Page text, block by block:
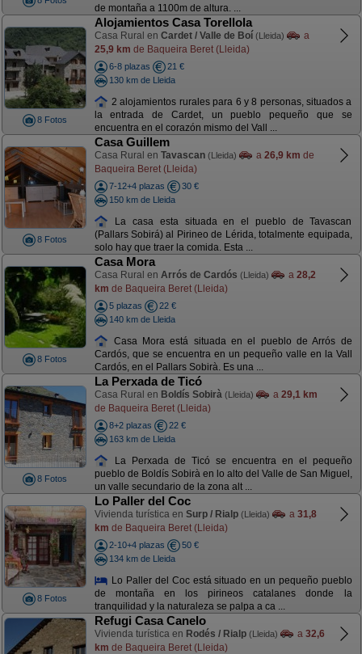
de montaña a 1100m de altura. ...
8 Fotos
Alojamientos Casa Torellola
Casa Rural en Cardet / Valle de Boí (Lleida)
a
25,9 km de Baqueira Beret (Lleida)
6-8 plazas
21 €
130 km de Lleida
2 alojamientos rurales para 6 y 8 personas, situados a
la entrada de Cardet, un pueblo pequeño que se
encuentra en el corazón mismo del Vall ...
8 Fotos
Casa Guillem
Casa Rural en Tavascan (Lleida) a 26,9 km de
Baqueira Beret (Lleida)
7-12+4 plazas
30 €
150 km de Lleida
La casa esta situada en el pueblo de Tavascan
(Pallars Sobirá) al Pirineo de Lérida, totalmente equipada,
solo hay que traer la comida. Esta ...
8 Fotos
Casa Mora
Casa Rural en Arrós de Cardós (Lleida) a 28,2
km de Baqueira Beret (Lleida)
5 plazas
22 €
140 km de Lleida
Casa Mora está situada en el pueblo de Arrós de
Cardós, que se encuentra en un pequeño valle en la Vall
Cardós, en el Pallars Sobirà. Es una ...
8 Fotos
La Perxada de Ticó
Casa Rural en Boldís Sobirà (Lleida) a 29,1 km
de Baqueira Beret (Lleida)
8+2 plazas
22 €
163 km de Lleida
La Perxada de Ticó se encuentra en el pequeño
pueblo de Boldís Sobirà en lo alto del Valle de San Miguel,
un valle secundario de la zona alt ...
8 Fotos
Lo Paller del Coc
Vivienda turística en Surp / Rialp (Lleida) a 31,8
km de Baqueira Beret (Lleida)
2-10+4 plazas
50 €
134 km de Lleida
Lo Paller del Coc está situado en un pequeño pueblo
de montaña en los pirineos catalanes donde la
tranquilidad y la naturaleza se palpa a ca ...
Refugi Casa Canelo
Vivienda turística en Rodés / Rialp (Lleida) a 32,6
km de Baqueira Beret (Lleida)